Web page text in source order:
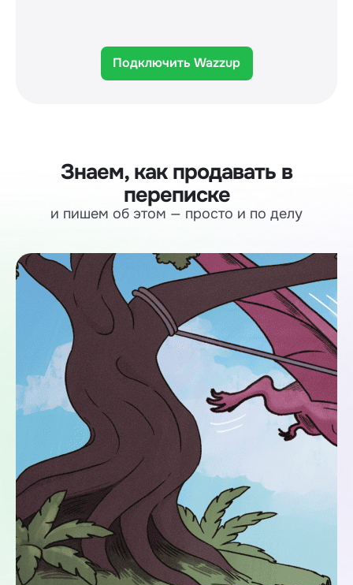
Подключить Wazzup
Знаем, как продавать в
переписке
и пишем об этом — просто и по делу